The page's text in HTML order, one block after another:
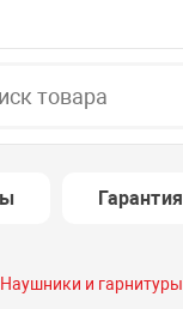
Гарантия
Наушники и гарнитуры